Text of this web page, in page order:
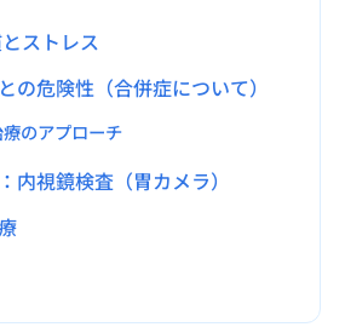
ストレス
の危険性（合併症について）
のアプローチ
内視鏡検査（胃カメラ）